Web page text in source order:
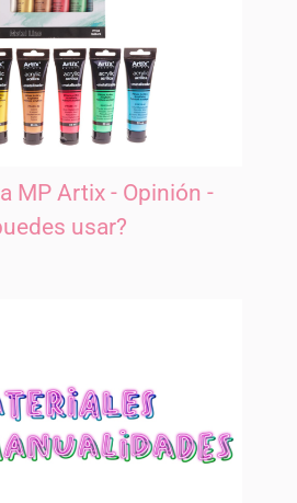
MP Artix - Opinión -
usar?